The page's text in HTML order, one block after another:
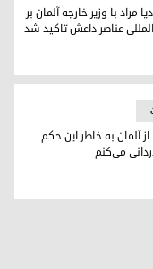
و وزیر خارجه آلمان
مراد با وزیر خارجه آلمان بر
عناصر داعش تاکید شد
دست داعش
از آلمان به خاطر این حکم
می‌کنم